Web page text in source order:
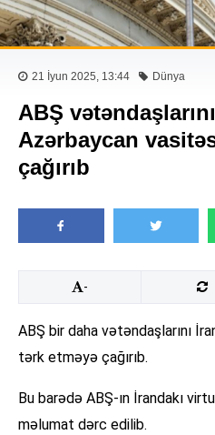
21 İyun 2025, 13:44 Dünya
ABŞ
Azərbaycan
çağırıb
-
ABŞ bir daha vətəndaşlarını
tərk etməyə çağırıb.
Bu barədə ABŞ-ın İrandakı
məlumat dərc edilib.